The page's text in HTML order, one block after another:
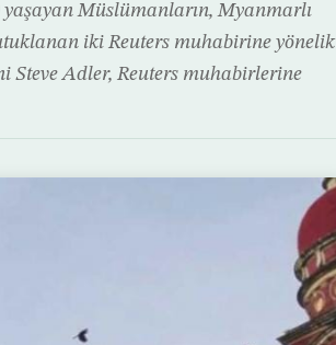
Müslümanların, Myanmarlı
iki Reuters muhabirine yönelik
Steve Adler, Reuters muhabirlerine